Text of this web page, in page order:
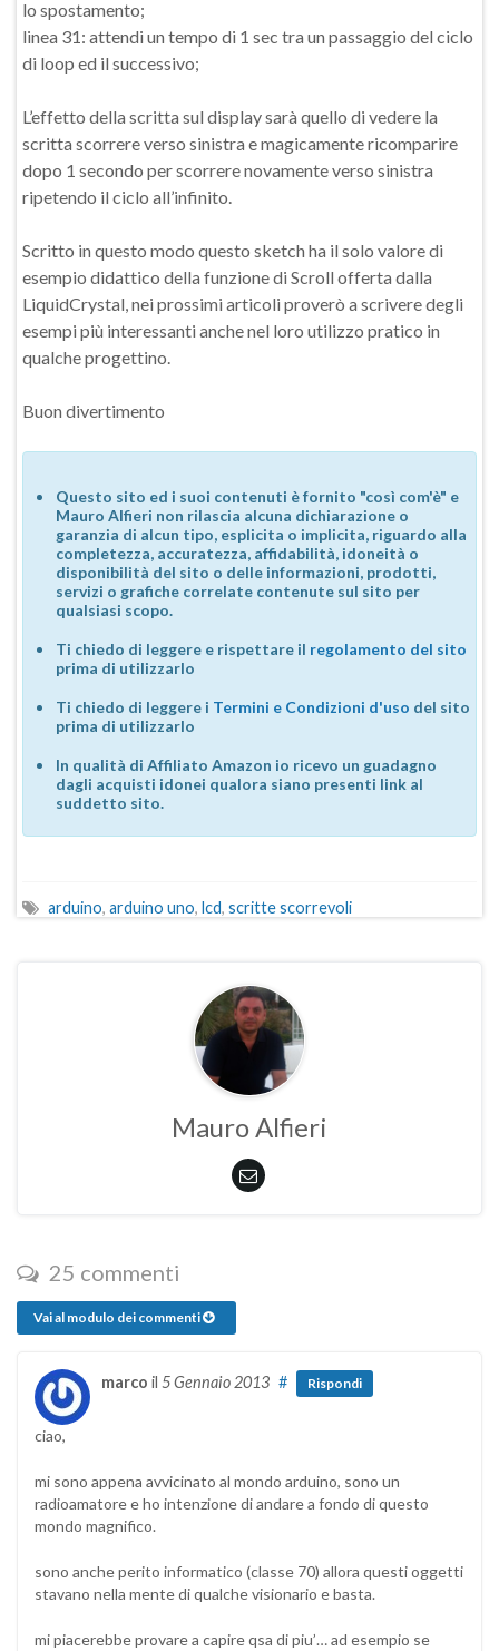
lo spostamento;
linea 31: attendi un tempo di 1 sec tra un passaggio del ciclo
di loop ed il successivo;
L’effetto della scritta sul display sarà quello di vedere la
scritta scorrere verso sinistra e magicamente ricomparire
dopo 1 secondo per scorrere novamente verso sinistra
ripetendo il ciclo all’infinito.
Scritto in questo modo questo sketch ha il solo valore di
esempio didattico della funzione di Scroll offerta dalla
LiquidCrystal, nei prossimi articoli proverò a scrivere degli
esempi più interessanti anche nel loro utilizzo pratico in
qualche progettino.
Buon divertimento
Questo sito ed i suoi contenuti è fornito "così com'è" e
Mauro Alfieri non rilascia alcuna dichiarazione o
garanzia di alcun tipo, esplicita o implicita, riguardo alla
completezza, accuratezza, affidabilità, idoneità o
disponibilità del sito o delle informazioni, prodotti,
servizi o grafiche correlate contenute sul sito per
qualsiasi scopo.
Ti chiedo di leggere e rispettare il regolamento del sito
prima di utilizzarlo
Ti chiedo di leggere i Termini e Condizioni d'uso del sito
prima di utilizzarlo
In qualità di Affiliato Amazon io ricevo un guadagno
dagli acquisti idonei qualora siano presenti link al
suddetto sito.
arduino, arduino uno, lcd, scritte scorrevoli
Mauro Alfieri
25 commenti
Vai al modulo dei commenti
marco il 5 Gennaio 2013 # Rispondi
ciao,
mi sono appena avvicinato al mondo arduino, sono un
radioamatore e ho intenzione di andare a fondo di questo
mondo magnifico.
sono anche perito informatico (classe 70) allora questi oggetti
stavano nella mente di qualche visionario e basta.
mi piacerebbe provare a capire qsa di piu’… ad esempio se